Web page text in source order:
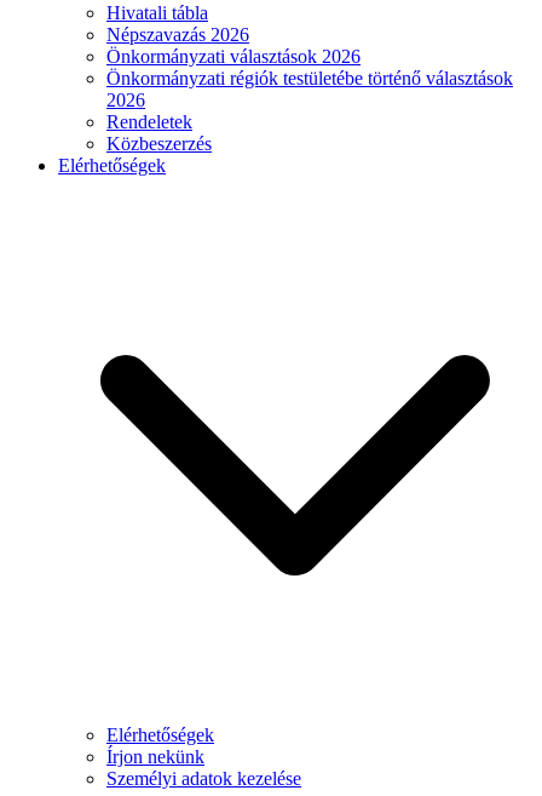
Hivatali tábla
Népszavazás 2026
Önkormányzati választások 2026
Önkormányzati régiók testületébe történő választások
2026
Rendeletek
Közbeszerzés
Elérhetőségek
Elérhetőségek
Írjon nekünk
Személyi adatok kezelése